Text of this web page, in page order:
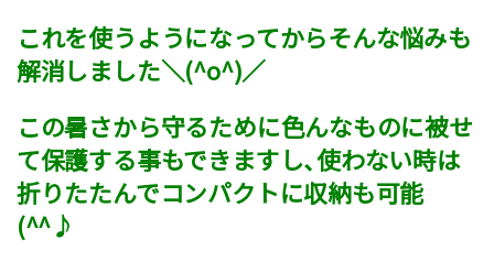
これを使うようになってからそんな悩みも
解消しました＼(^o^)／
この暑さから守るために色んなものに被せ
て保護する事もできますし、使わない時は
折りたたんでコンパクトに収納も可能
(^^♪